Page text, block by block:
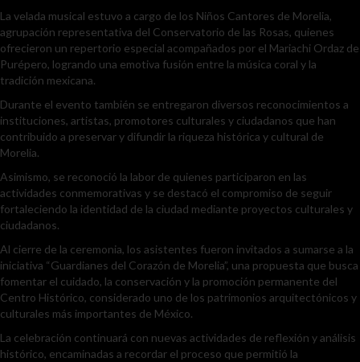
La velada musical estuvo a cargo de los Niños Cantores de Morelia,
agrupación representativa del Conservatorio de las Rosas, quienes
ofrecieron un repertorio especial acompañados por el Mariachi Ordaz de
Purépero, logrando una emotiva fusión entre la música coral y la
tradición mexicana.
Durante el evento también se entregaron diversos reconocimientos a
instituciones, artistas, promotores culturales y ciudadanos que han
contribuido a preservar y difundir la riqueza histórica y cultural de
Morelia.
Asimismo, se reconoció la labor de quienes participaron en las
actividades conmemorativas y se destacó el compromiso de seguir
fortaleciendo la identidad de la ciudad mediante proyectos culturales y
ciudadanos.
Al cierre de la ceremonia, los asistentes fueron invitados a sumarse a la
iniciativa “Guardianes del Corazón de Morelia”, una propuesta que busca
fomentar el cuidado, la conservación y la promoción permanente del
Centro Histórico, considerado uno de los patrimonios arquitectónicos y
culturales más importantes de México.
La celebración continuará con nuevas actividades de reflexión y análisis
histórico, encaminadas a recordar el proceso que permitió la